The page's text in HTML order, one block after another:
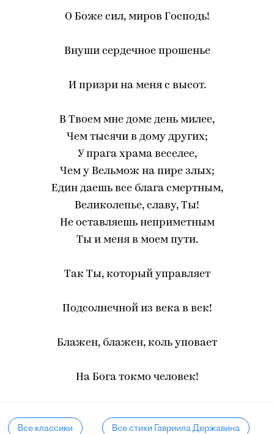
О Боже сил, миров Господь!
Внуши сердечное прошенье
И призри на меня с высот.
В Твоем мне доме день милее,
Чем тысячи в дому других;
У прага храма веселее,
Чем у Вельмож на пире злых;
Един даешь все блага смертным,
Великолепье, славу, Ты!
Не оставляешь неприметным
Ты и меня в моем пути.
Так Ты, который управляет
Подсолнечной из века в век!
Блажен, блажен, коль уповает
На Бога токмо человек!
Все классики Все стихи Гавриила Державина